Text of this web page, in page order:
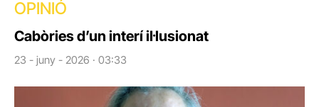
OPINIÓ
Cabòries d’un interí il·lusionat
23 - juny - 2026 · 03:33